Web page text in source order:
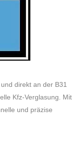
direkt an der B31
Kfz-Verglasung. Mit
und präzise